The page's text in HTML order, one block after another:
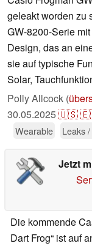
geleakt worden zu
GW-8200-Serie
Design, das an
sie auf typische
Solar,
Polly Allcock (
30.05.2025🇺🇸
Wearable Leaks
Jetzt
Die kommende
Dart Frog“ ist auf